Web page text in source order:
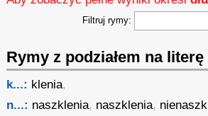
Filtruj rymy:
Rymy z podziałem na literę
k...: klenia,
n...: naszklenia, naszklenia,